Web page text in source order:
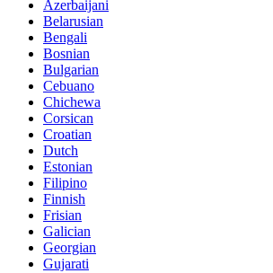
Azerbaijani
Belarusian
Bengali
Bosnian
Bulgarian
Cebuano
Chichewa
Corsican
Croatian
Dutch
Estonian
Filipino
Finnish
Frisian
Galician
Georgian
Gujarati